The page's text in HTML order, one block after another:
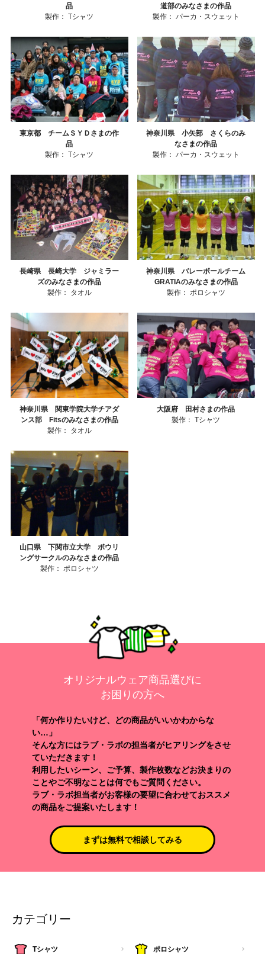
品
製作： Tシャツ
道部のみなさまの作品
製作：
パーカ・スウェット
東京都 チームＳＹＤさまの作
品
製作： Tシャツ
神奈川県 小矢部 さくらのみ
なさまの作品
製作：
パーカ・スウェット
長崎県 長崎大学 ジャミラー
ズのみなさまの作品
製作：
タオル
神奈川県 バレーボールチーム
GRATIAのみなさまの作品
製作： ポロシャツ
神奈川県 関東学院大学チアダ
ンス部 Fitsのみなさまの作品
製作：
タオル
大阪府 田村さまの作品
製作： Tシャツ
山口県 下関市立大学 ボウリ
ングサークルのみなさまの作品
製作： ポロシャツ
オリジナルウェア商品選びに
お困りの方へ
「何か作りたいけど、どの商品がいいかわからな
い…」
そんな方にはラブ・ラボの担当者がヒアリングをさせ
ていただきます！
利用したいシーン、ご予算、製作枚数などお決まりの
ことやご不明なことは何でもご質問ください。
ラブ・ラボ担当者がお客様の要望に合わせておススメ
の商品をご提案いたします！
まずは無料で相談してみる
カテゴリー
Tシャツ ポロシャツ